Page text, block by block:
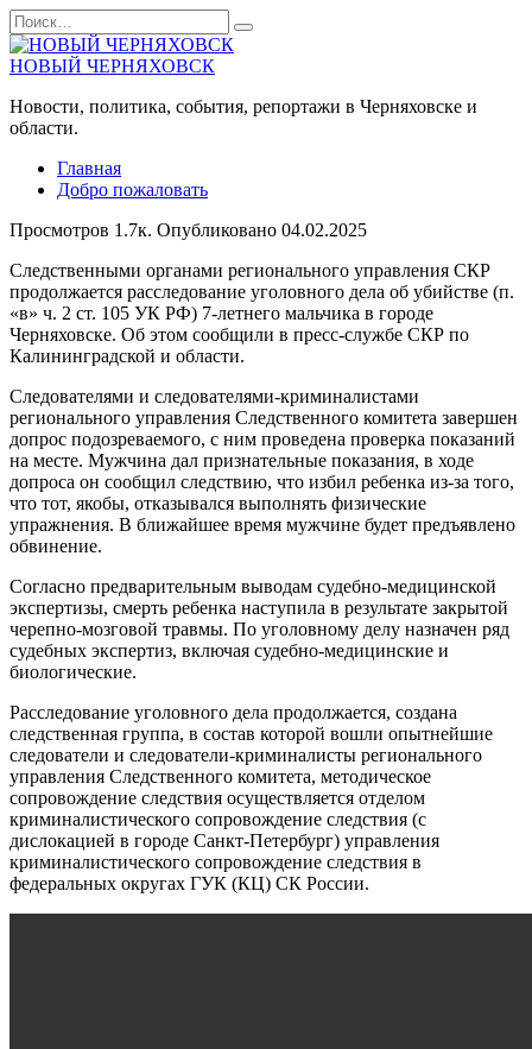
Перейти
к
содержанию
Search
for:
НОВЫЙ ЧЕРНЯХОВСК
Новости, политика, события, репортажи в Черняховске и
области.
Главная
Добро пожаловать
Просмотров 1.7к. Опубликовано 04.02.2025
Следственными органами регионального управления СКР
продолжается расследование уголовного дела об убийстве (п.
«в» ч. 2 ст. 105 УК РФ) 7-летнего мальчика в городе
Черняховске. Об этом сообщили в пресс-службе СКР по
Калининградской и области.
Следователями и следователями-криминалистами
регионального управления Следственного комитета завершен
допрос подозреваемого, с ним проведена проверка показаний
на месте. Мужчина дал признательные показания, в ходе
допроса он сообщил следствию, что избил ребенка из-за того,
что тот, якобы, отказывался выполнять физические
упражнения. В ближайшее время мужчине будет предъявлено
обвинение.
Согласно предварительным выводам судебно-медицинской
экспертизы, смерть ребенка наступила в результате закрытой
черепно-мозговой травмы. По уголовному делу назначен ряд
судебных экспертиз, включая судебно-медицинские и
биологические.
Расследование уголовного дела продолжается, создана
следственная группа, в состав которой вошли опытнейшие
следователи и следователи-криминалисты регионального
управления Следственного комитета, методическое
сопровождение следствия осуществляется отделом
криминалистического сопровождение следствия (с
дислокацией в городе Санкт-Петербург) управления
криминалистического сопровождение следствия в
федеральных округах ГУК (КЦ) СК России.